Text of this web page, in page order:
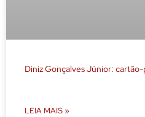
Diniz Gonçalves Júnior:
LEIA MAIS »